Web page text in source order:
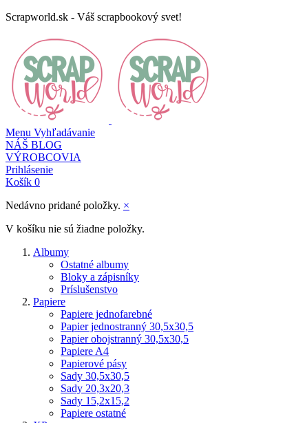
Scrapworld.sk - Váš scrapbookový svet!
Menu Vyhľadávanie
NÁŠ BLOG
VÝROBCOVIA
Prihlásenie
Košík 0
Nedávno pridané položky. ×
V košíku nie sú žiadne položky.
Albumy
Ostatné albumy
Bloky a zápisníky
Príslušenstvo
Papiere
Papiere jednofarebné
Papier jednostranný 30,5x30,5
Papier obojstranný 30,5x30,5
Papiere A4
Papierové pásy
Sady 30,5x30,5
Sady 20,3x20,3
Sady 15,2x15,2
Papiere ostatné